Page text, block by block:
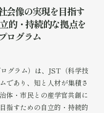
会像の実現を目指す
立的・持続的な拠点を
プログラム
グラム）は、JST（科学技
であり、知と人材が集積さ
体・市民との産学官共創に
指すための自立的・持続的